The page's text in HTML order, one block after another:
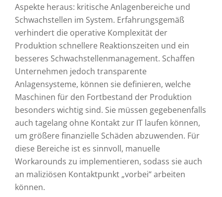
Aspekte heraus: kritische Anlagenbereiche und
Schwachstellen im System. Erfahrungsgemäß
verhindert die operative Komplexität der
Produktion schnellere Reaktionszeiten und ein
besseres Schwachstellenmanagement. Schaffen
Unternehmen jedoch transparente
Anlagensysteme, können sie definieren, welche
Maschinen für den Fortbestand der Produktion
besonders wichtig sind. Sie müssen gegebenenfalls
auch tagelang ohne Kontakt zur IT laufen können,
um größere finanzielle Schäden abzuwenden. Für
diese Bereiche ist es sinnvoll, manuelle
Workarounds zu implementieren, sodass sie auch
an maliziösen Kontaktpunkt „vorbei“ arbeiten
können.